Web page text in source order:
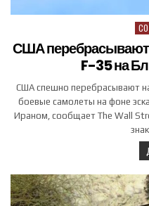
США
F-35 на
США спешно перебрасывают
боевые самолеты на фоне
Ираном, сообщает The Wall